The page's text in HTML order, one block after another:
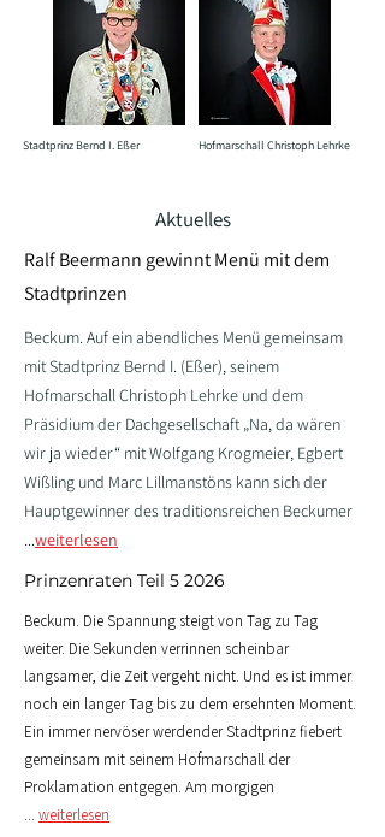
Stadtprinz Bernd I. Eßer Hofmarschall Christoph Lehrke
Aktuelles
Ralf Beermann gewinnt Menü mit dem
Stadtprinzen
Beckum. Auf ein abendliches Menü gemeinsam
mit Stadtprinz Bernd I. (Eßer), seinem
Hofmarschall Christoph Lehrke und dem
Präsidium der Dachgesellschaft „Na, da wären
wir ja wieder“ mit Wolfgang Krogmeier, Egbert
Wißling und Marc Lillmanstöns kann sich der
Hauptgewinner des traditionsreichen Beckumer
...weiterlesen
Prinzenraten Teil 5 2026
Beckum. Die Spannung steigt von Tag zu Tag
weiter. Die Sekunden verrinnen scheinbar
langsamer, die Zeit vergeht nicht. Und es ist immer
noch ein langer Tag bis zu dem ersehnten Moment.
Ein immer nervöser werdender Stadtprinz fiebert
gemeinsam mit seinem Hofmarschall der
Proklamation entgegen. Am morgigen
... weiterlesen